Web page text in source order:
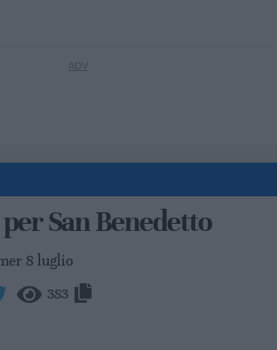
San Benedetto
8 luglio
383